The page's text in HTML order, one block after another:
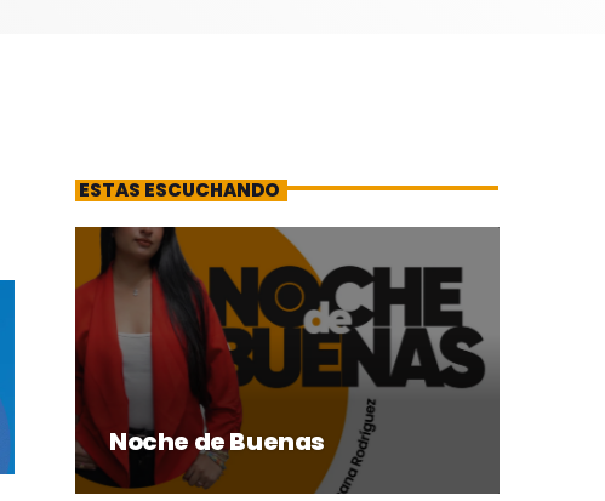
ESTAS ESCUCHANDO
Noche de Buenas